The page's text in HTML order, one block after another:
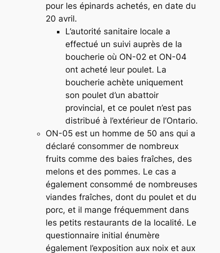
pour les épinards achetés, en date du
20 avril.
L’autorité sanitaire locale a
effectué un suivi auprès de la
boucherie où ON-02 et ON-04
ont acheté leur poulet. La
boucherie achète uniquement
son poulet d’un abattoir
provincial, et ce poulet n’est pas
distribué à l’extérieur de l’Ontario.
ON-05 est un homme de 50 ans qui a
déclaré consommer de nombreux
fruits comme des baies fraîches, des
melons et des pommes. Le cas a
également consommé de nombreuses
viandes fraîches, dont du poulet et du
porc, et il mange fréquemment dans
les petits restaurants de la localité. Le
questionnaire initial énumère
également l’exposition aux noix et aux